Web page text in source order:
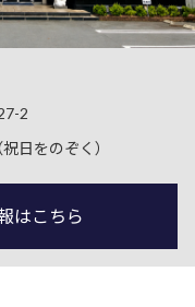
2
日をのぞく）
はこちら